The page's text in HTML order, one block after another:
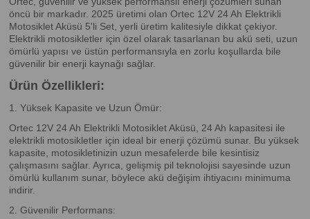
öncü bir markadır. 2025 üretimi olan Ortec 12V 24 Ah Elektrikli
Motosiklet Aküsü 5'li Set, yerli üretim kalitesiyle dikkat çekiyor.
Elektrikli motosikletler için özel olarak tasarlanan bu akü seti, uzun
ömürlü yapısı ve üstün performansıyla en zorlu koşullarda bile
güvenilir bir enerji kaynağı sağlar.
Ürün Özellikleri:
1. Yüksek Kapasite ve Uzun Ömür:
Ortec 12V 24 Ah Elektrikli Motosiklet Aküsü, 24 Ah kapasitesi ile
elektrikli motosikletler için ideal bir enerji çözümü sunar. Bu yüksek
kapasite, motosikletinizin uzun mesafelerde bile kesintisiz
çalışmasını sağlar. Ayrıca, gelişmiş pil teknolojisi sayesinde uzun
ömürlü kullanım sunar, böylece akü değişim ihtiyacını minimuma
indirir.
2. Güvenilir Performans: